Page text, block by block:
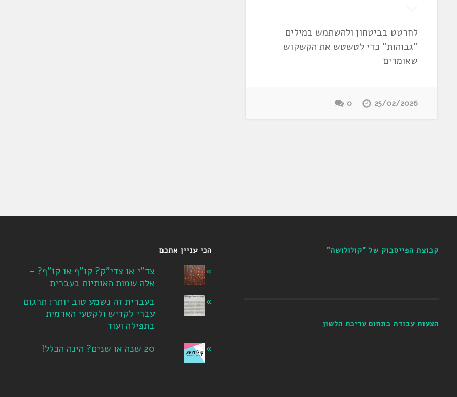
לחרטט בביטחון ולהשתמש במילים
"גבוהות" כדי לטשטש את הקשקוש
שאומרים
25/02/2026
0
קבוצת הפייסבוק של "קולולושה"
הצעות עבודה בתחום עריכת הלשון
הכי עניין אתכם
צד"י או צדי"ק? קוּ"ף או קוֹ"ף? -
אלה שמות האותיות בעברית
בעברית זה נשמע טוב יותר: תרגום
עברי לקדיש ולקטעי הארמית
בתפילה ועוד
20 שנה או שנים? הינה הכלל!